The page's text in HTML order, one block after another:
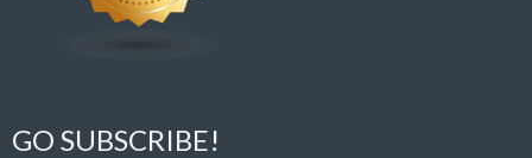
GO SUBSCRIBE!